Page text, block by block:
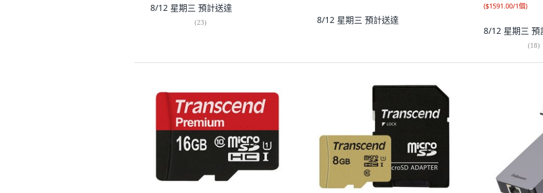
8/12 星期三 預計送達
(23) 8/12 星期三 預計送達
($1591.00/1個)
8/12 星期三 預
(18)